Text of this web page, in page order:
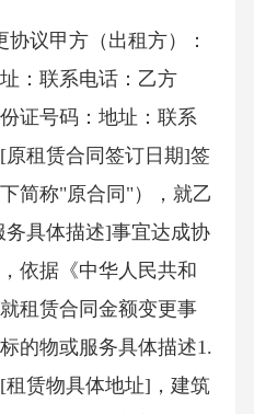
议 甲方（出租方）：
：联系电话：乙方
证号码：地址：联系
租赁合同签订日期]签
简称"原合同"），就乙
具体描述]事宜达成协
依据《中华人民共和
租赁合同金额变更事
的物或服务具体描述1.
赁物具体地址]，建筑